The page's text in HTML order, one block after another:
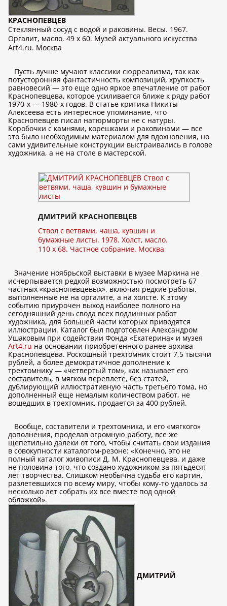
КРАСНОПЕВЦЕВ
Стеклянный сосуд с водой и раковины. Весы. 1967.
Оргалит, масло. 49 x 60. Музей актуального искусства
Art4.ru. Москва
Пусть лучше мучают классики сюрреализма, так как
потусторонняя фантастичность композиций, хрупкость
равновесий — это еще одно яркое впечатление от работ
Краснопевцева, которое усиливается ближе к ряду работ
1970-х — 1980-х годов. В статье критика Никиты
Алексеева есть интересное упоминание, что
Краснопевцев писал натюрморты не с натуры.
Коробочки с камнями, корешками и раковинами — все
это было необходимым материалом для вдохновения, но
сами удивительные конструкции выстраивались в голове
художника, а не на столе в мастерской.
ДМИТРИЙ КРАСНОПЕВЦЕВ
Ствол с ветвями, чаша, кувшин и
бумажные листы. 1978. Холст, масло.
110 x 68. Частное собрание. Москва
Значение ноябрьской выставки в музее Маркина не
исчерпывается редкой возможностью посмотреть 67
частных «краснопевцевых», включая редкие работы,
выполненные не на оргалите, а на холсте. К этому
событию приурочен выход наиболее полного на
сегодняшний день свода всех подлинных работ
художника, для большей части которых приводятся
иллюстрации. Каталог был подготовлен Александром
Ушаковым при содействии Фонда «Екатерина» и музея
Art4.ru на основании приобретенного ранее архива
Краснопевцева. Роскошный трехтомник стоит 7,5 тысячи
рублей, а более демократичное дополнение к
трехтомнику — «четвертый том», как называет его
составитель, в мягком переплете, без статей,
дублирующий иллюстративную часть третьего тома, но
дополненный еще немалым количеством работ, не
вошедших в трехтомник, продается за 400 рублей.
Вообще, составители и трехтомника, и его «мягкого»
дополнения, проделав огромную работу, все же
щепетильно далеки от того, чтобы считать свои издания
в совокупности каталогом-резоне: «Конечно, это не
полный каталог живописи Д. М. Краснопевцева, и даже
не половина того, что создано художником за пятьдесят
лет творчества. Слишком необычна судьба его картин,
разлетевшихся по всему миру, чтобы кому-то удалось за
несколько лет собрать их все вместе под одной
обложкой».
ДМИТРИЙ